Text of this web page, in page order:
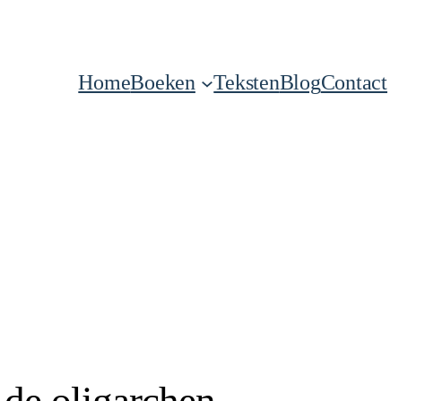
HomeBoeken TekstenBlogContact